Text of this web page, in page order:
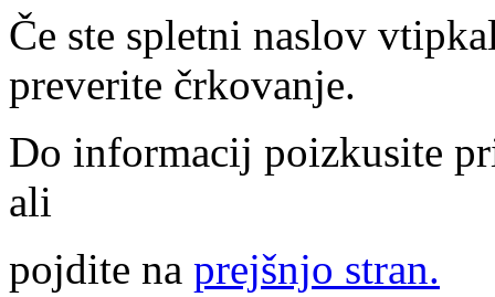
Če ste spletni naslov
preverite črkovanje.
Do informacij poizkusite
ali
pojdite na prejšnjo stran.